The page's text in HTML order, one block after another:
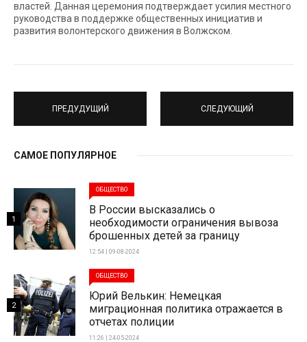
властей. Данная церемония подтверждает усилия местного
руководства в поддержке общественных инициатив и
развития волонтерского движения в Волжском.
ПРЕДУДУЩИЙ СЛЕДУЮЩИЙ
САМОЕ ПОПУЛЯРНОЕ
ОБЩЕСТВО
В России высказались о
необходимости ограничения вывоза
брошенных детей за границу
12:54 | 09-08-2024
1
ОБЩЕСТВО
Юрий Велькин: Немецкая
миграционная политика отражается в
отчетах полиции
11:26 | 24-05-2024
2